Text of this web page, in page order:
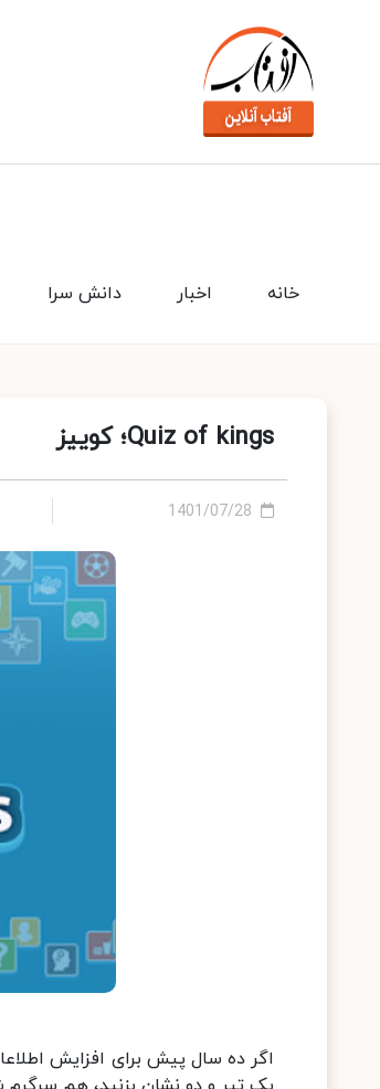
دانش سرا اخبار خانه
Quiz of kings؛ کوییز
1401/07/28
اگر ده سال پیش برای افزایش